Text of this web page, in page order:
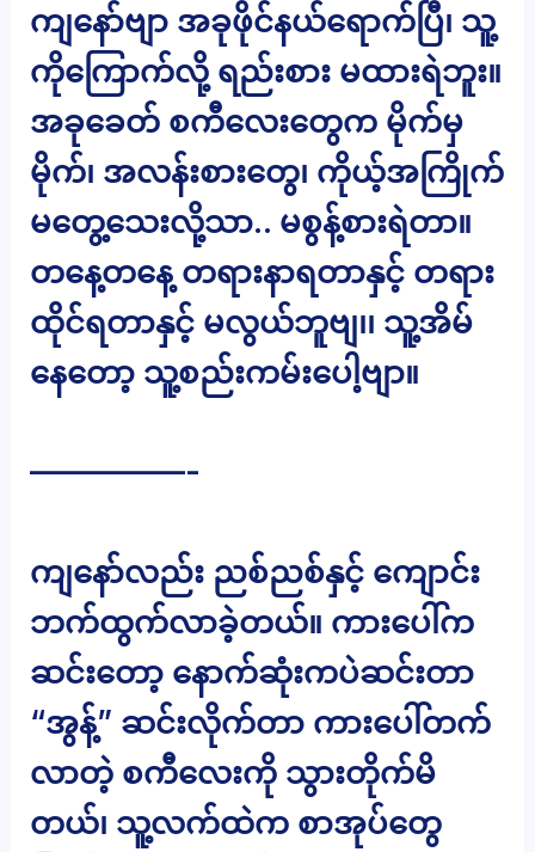
ကျနော်ဗျာ အခုဖိုင်နယ်ရောက်ပြီ၊ သူ့
ကိုကြောက်လို့ ရည်းစား မထားရဲဘူး။
အခုခေတ် စကီလေးတွေက မိုက်မှ
မိုက်၊ အလန်းစားတွေ၊ ကိုယ့်အကြိုက်
မတွေ့သေးလို့သာ.. မစွန့်စားရဲတာ။
တနေ့တနေ့ တရားနာရတာနှင့် တရား
ထိုင်ရတာနှင့် မလွယ်ဘူဗျ၊၊ သူ့အိမ်
နေတော့ သူ့စည်းကမ်းပေါ့ဗျာ။
—————-
ကျနော်လည်း ညစ်ညစ်နှင့် ကျောင်း
ဘက်ထွက်လာခဲ့တယ်။ ကားပေါ်က
ဆင်းတော့ နောက်ဆုံးကပဲဆင်းတာ
“အွန့်” ဆင်းလိုက်တာ ကားပေါ်တက်
လာတဲ့ စကီလေးကို သွားတိုက်မိ
တယ်၊ သူ့လက်ထဲက စာအုပ်တွေ